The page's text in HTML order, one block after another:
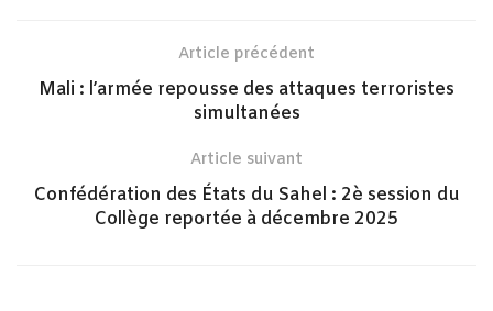
Article précédent
Mali : l’armée repousse des attaques terroristes
simultanées
Article suivant
Confédération des États du Sahel : 2è session du
Collège reportée à décembre 2025